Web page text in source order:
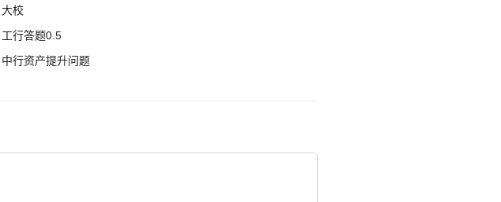
大校
工行答题0.5
中行资产提升问题